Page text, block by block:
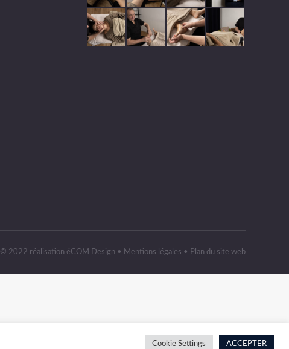
© 2022 réalisation éCOM Design • Mentions légales • Plan du site web
Cookie Settings ACCEPTER